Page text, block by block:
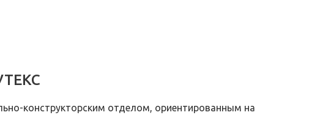
конструкторским отделом, ориентированным на